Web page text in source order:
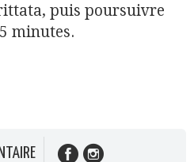
puis poursuivre
minutes.